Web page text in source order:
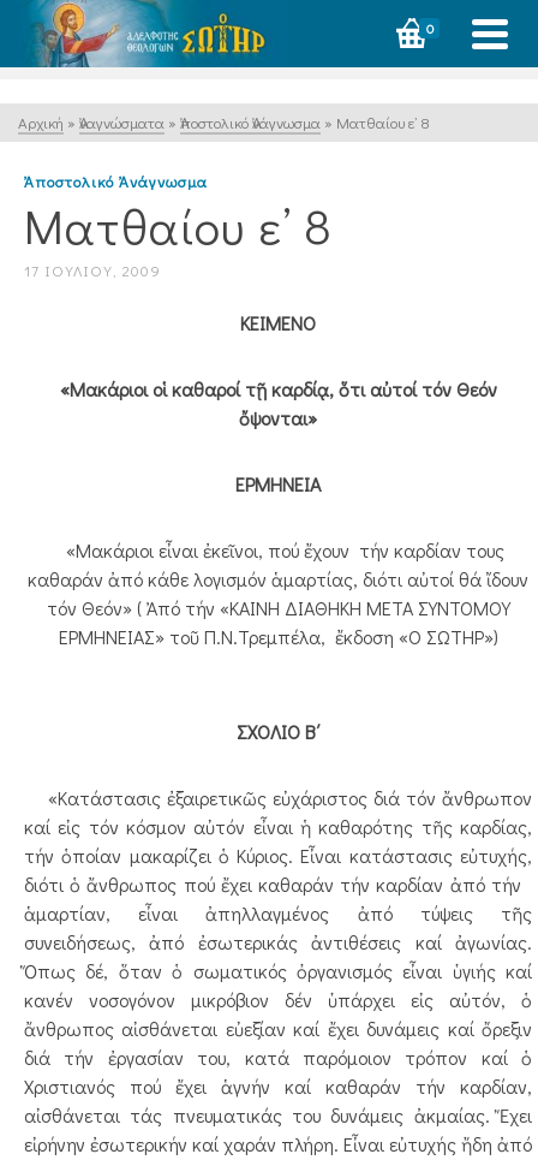
0
Αρχική » Ἀναγνώσματα » Ἀποστολικό Ἀνάγνωσμα » Ματθαίου ε’ 8
Ἀποστολικό Ἀνάγνωσμα
Ματθαίου ε’ 8
17 ΙΟΥΛΊΟΥ, 2009
ΚΕΙΜΕΝΟ
«Μακάριοι οἱ καθαροί τῇ καρδίᾳ, ὅτι αὐτοί τόν Θεόν
ὄψονται»
ΕΡΜΗΝΕΙΑ
«Μακάριοι εἶναι ἐκεῖνοι, πού ἔχουν τήν καρδίαν τους
καθαράν ἀπό κάθε λογισμόν ἁμαρτίας, διότι αὐτοί θά ἴδουν
τόν Θεόν» ( Ἀπό τήν «ΚΑΙΝΗ ΔΙΑΘΗΚΗ ΜΕΤΑ ΣΥΝΤΟΜΟΥ
ΕΡΜΗΝΕΙΑΣ» τοῦ Π.Ν.Τρεμπέλα, ἔκδοση «Ο ΣΩΤΗΡ»)
ΣΧΟΛΙΟ Β΄
«Κατάστασις ἐξαιρετικῶς εὐχάριστος διά τόν ἄνθρωπον
καί εἰς τόν κόσμον αὐτόν εἶναι ἡ καθαρότης τῆς καρδίας,
τήν ὁποίαν μακαρίζει ὁ Κύριος. Εἶναι κατάστασις εὐτυχής,
διότι ὁ ἄνθρωπος πού ἔχει καθαράν τήν καρδίαν ἀπό τήν
ἁμαρτίαν, εἶναι ἀπηλλαγμένος ἀπό τύψεις τῆς
συνειδήσεως, ἀπό ἐσωτερικάς ἀντιθέσεις καί ἀγωνίας.
Ὅπως δέ, ὅταν ὁ σωματικός ὀργανισμός εἶναι ὑγιής καί
κανέν νοσογόνον μικρόβιον δέν ὑπάρχει εἰς αὐτόν, ὁ
ἄνθρωπος αἰσθάνεται εὐεξίαν καί ἔχει δυνάμεις καί ὄρεξιν
διά τήν ἐργασίαν του, κατά παρόμοιον τρόπον καί ὁ
Χριστιανός πού ἔχει ἁγνήν καί καθαράν τήν καρδίαν,
αἰσθάνεται τάς πνευματικάς του δυνάμεις ἀκμαίας. Ἔχει
εἰρήνην ἐσωτερικήν καί χαράν πλήρη. Εἶναι εὐτυχής ἤδη ἀπό